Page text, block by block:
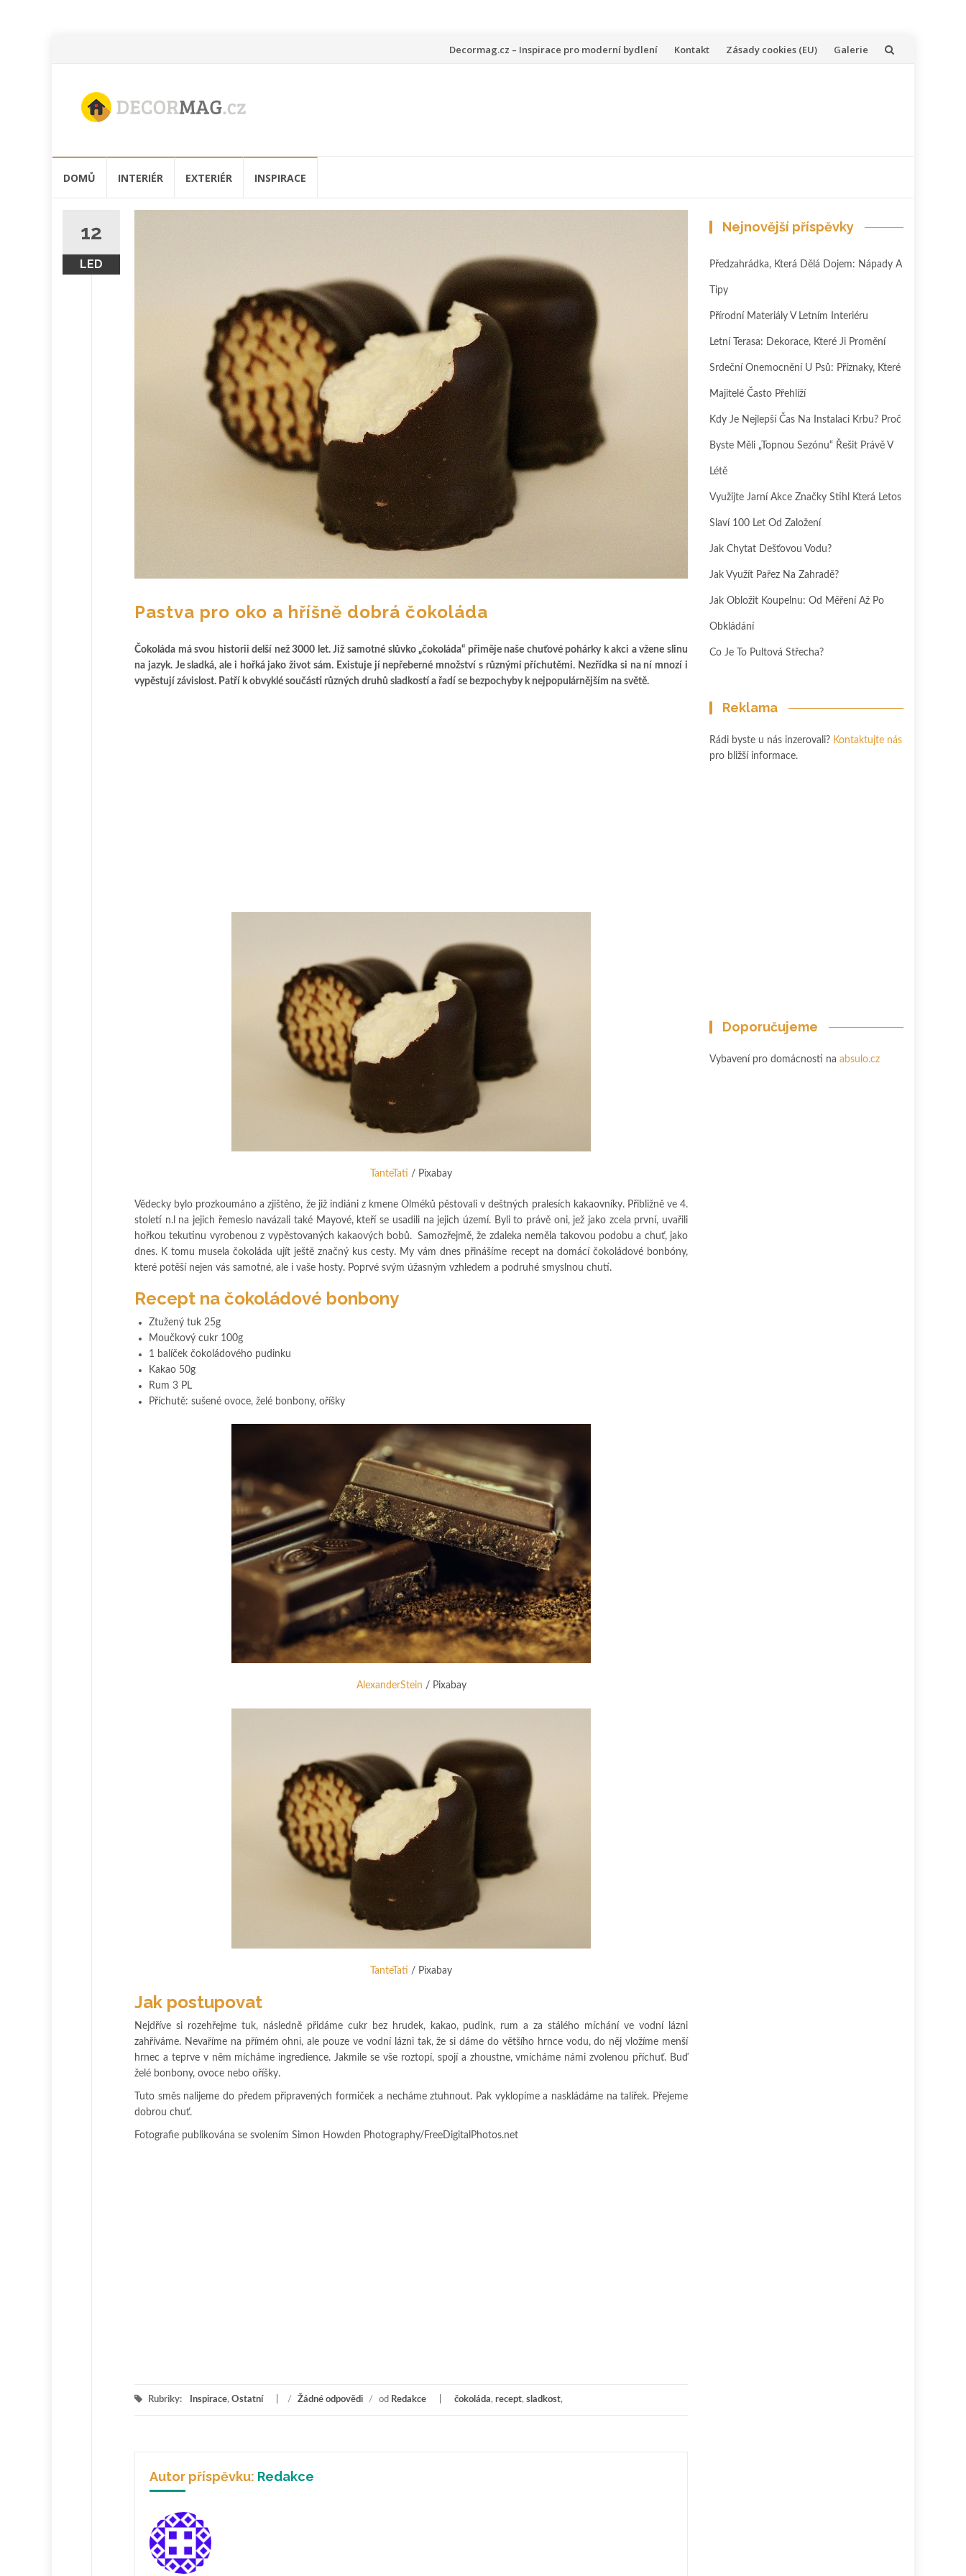
Přeskočit
Decormag.cz – Inspirace pro moderní bydlení Kontakt Zásady cookies (EU) Galerie
DOMŮ INTERIÉR EXTERIÉR INSPIRACE
12
LED
Pastva pro oko a hříšně dobrá čokoláda
Čokoláda má svou historii delší než 3000 let. Již samotné slůvko „čokoláda“ přiměje naše chuťové pohárky k akci a vžene slinu
na jazyk. Je sladká, ale i hořká jako život sám. Existuje jí nepřeberné množství s různými příchutěmi. Nezřídka si na ní mnozí i
vypěstují závislost. Patří k obvyklé součásti různých druhů sladkostí a řadí se bezpochyby k nejpopulárnějším na světě.
TanteTati / Pixabay
Vědecky bylo prozkoumáno a zjištěno, že již indiáni z kmene Olméků pěstovali v deštných pralesích kakaovníky. Přibližně ve 4.
století n.l na jejich řemeslo navázali také Mayové, kteří se usadili na jejich území. Byli to právě oni, jež jako zcela první, uvařili
hořkou tekutinu vyrobenou z vypěstovaných kakaových bobů. Samozřejmě, že zdaleka neměla takovou podobu a chuť, jako
dnes. K tomu musela čokoláda ujít ještě značný kus cesty. My vám dnes přinášíme recept na domácí čokoládové bonbóny,
které potěší nejen vás samotné, ale i vaše hosty. Poprvé svým úžasným vzhledem a podruhé smyslnou chutí.
Recept na čokoládové bonbony
Ztužený tuk 25g
Moučkový cukr 100g
1 balíček čokoládového pudinku
Kakao 50g
Rum 3 PL
Příchutě: sušené ovoce, želé bonbony, oříšky
AlexanderStein / Pixabay
TanteTati / Pixabay
Jak postupovat
Nejdříve si rozehřejme tuk, následně přidáme cukr bez hrudek, kakao, pudink, rum a za stálého míchání ve vodní lázni
zahříváme. Nevaříme na přímém ohni, ale pouze ve vodní lázni tak, že si dáme do většího hrnce vodu, do něj vložíme menší
hrnec a teprve v něm mícháme ingredience. Jakmile se vše roztopí, spojí a zhoustne, vmícháme námi zvolenou příchuť. Buď
želé bonbony, ovoce nebo oříšky.
Tuto směs nalijeme do předem připravených formiček a necháme ztuhnout. Pak vyklopíme a naskládáme na talířek. Přejeme
dobrou chuť.
Fotografie publikována se svolením Simon Howden Photography/FreeDigitalPhotos.net
Rubriky: Inspirace, Ostatní / Žádné odpovědi / od Redakce čokoláda, recept, sladkost,
Autor příspěvku: Redakce
Nejnovější příspěvky
Předzahrádka, Která Dělá Dojem: Nápady A
Tipy
Přírodní Materiály V Letním Interiéru
Letní Terasa: Dekorace, Které Ji Promění
Srdeční Onemocnění U Psů: Příznaky, Které
Majitelé Často Přehlíží
Kdy Je Nejlepší Čas Na Instalaci Krbu? Proč
Byste Měli „topnou Sezónu“ Řešit Právě V
Létě
Využijte Jarní Akce Značky Stihl Která Letos
Slaví 100 Let Od Založení
Jak Chytat Dešťovou Vodu?
Jak Využít Pařez Na Zahradě?
Jak Obložit Koupelnu: Od Měření Až Po
Obkládání
Co Je To Pultová Střecha?
Reklama
Rádi byste u nás inzerovali? Kontaktujte nás
pro bližší informace.
Doporučujeme
Vybavení pro domácnosti na absulo.cz